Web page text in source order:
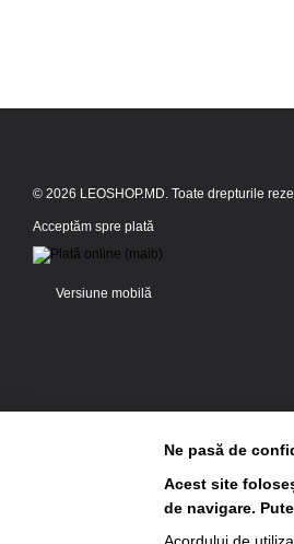
© 2026 LEOSHOP.MD. Toate drepturile
Acceptăm spre plată
Versiune mobilă
Magazin online creat cu Horoshop
Ne pasă de
Acest site
de navigare.